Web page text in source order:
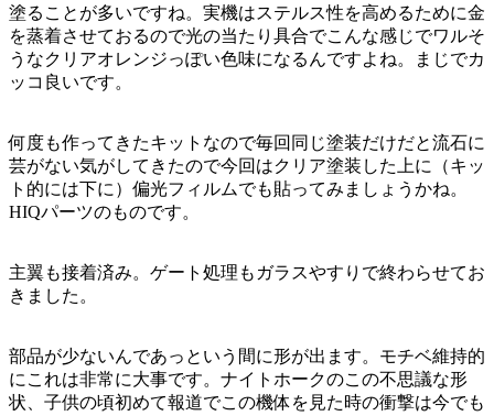
塗ることが多いですね。実機はステルス性を高めるために金
を蒸着させておるので光の当たり具合でこんな感じでワルそ
うなクリアオレンジっぽい色味になるんですよね。まじでカ
ッコ良いです。
何度も作ってきたキットなので毎回同じ塗装だけだと流石に
芸がない気がしてきたので今回はクリア塗装した上に（キッ
ト的には下に）偏光フィルムでも貼ってみましょうかね。
HIQパーツのものです。
主翼も接着済み。ゲート処理もガラスやすりで終わらせてお
きました。
部品が少ないんであっという間に形が出ます。モチベ維持的
にこれは非常に大事です。ナイトホークのこの不思議な形
状、子供の頃初めて報道でこの機体を見た時の衝撃は今でも